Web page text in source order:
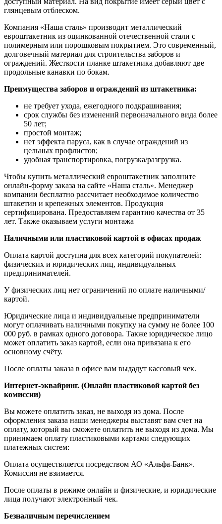
глянцевым отблеском.
Компания «Наша сталь» производит металлический
евроштакетник из оцинкованной отечественной стали с
полимерным или порошковым покрытием. Это современный,
долговечный материал для строительства заборов и
ограждений. Жесткости планке штакетника добавляют две
продольные канавки по бокам.
Преимущества заборов и ограждений из штакетника:
не требует ухода, ежегодного подкрашивания;
срок службы без изменений первоначального вида более
50 лет;
простой монтаж;
нет эффекта паруса, как в случае ограждений из
цельных профлистов;
удобная транспортировка, погрузка/разгрузка.
Чтобы купить металлический евроштакетник заполните
онлайн-форму заказа на сайте «Наша сталь». Менеджер
компании бесплатно рассчитает необходимое количество
штакетин и крепежных элементов. Продукция
сертифицирована. Предоставляем гарантию качества от 35
лет. Также оказываем услуги монтажа
Наличными или пластиковой картой в офисах продаж
Оплата картой доступна для всех категорий покупателей:
физических и юридических лиц, индивидуальных
предпринимателей.
У физических лиц нет ограничений по оплате наличными/
картой.
Юридические лица и индивидуальные предприниматели
могут оплачивать наличными покупку на сумму не более 100
000 руб. в рамках одного договора. Также юридическое лицо
может оплатить заказ картой, если она привязана к его
основному счёту.
После оплаты заказа в офисе вам выдадут кассовый чек.
Интернет-эквайринг. (Онлайн пластиковой картой без
комиссии)
Вы можете оплатить заказ, не выходя из дома. После
оформления заказа наши менеджеры выставят вам счет на
оплату, который вы сможете оплатить не выходя из дома. Мы
принимаем оплату пластиковыми картами следующих
платежных систем:
Оплата осуществляется посредством АО «Альфа-Банк».
Комиссия не взимается.
После оплаты в режиме онлайн и физические, и юридические
лица получают электронный чек.
Безналичным перечислением